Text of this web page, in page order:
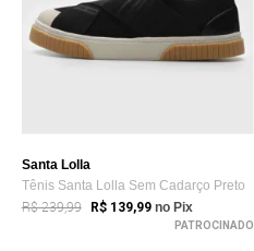
Santa Lolla
Tênis Santa Lolla Sem Cadarço Preto
R$ 239,99 R$ 139,99 no Pix
PATROCINADO